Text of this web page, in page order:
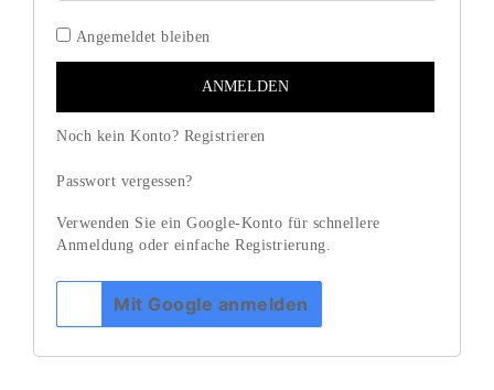
Angemeldet bleiben
ANMELDEN
Noch kein Konto? Registrieren
Passwort vergessen?
Verwenden Sie ein Google-Konto für schnellere
Anmeldung oder einfache Registrierung.
Mit Google anmelden